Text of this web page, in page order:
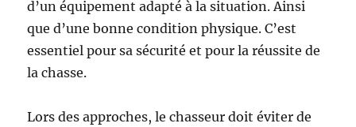
d’un équipement adapté à la situation. Ainsi
que d’une bonne condition physique. C’est
essentiel pour sa sécurité et pour la réussite de
la chasse.
Lors des approches, le chasseur doit éviter de